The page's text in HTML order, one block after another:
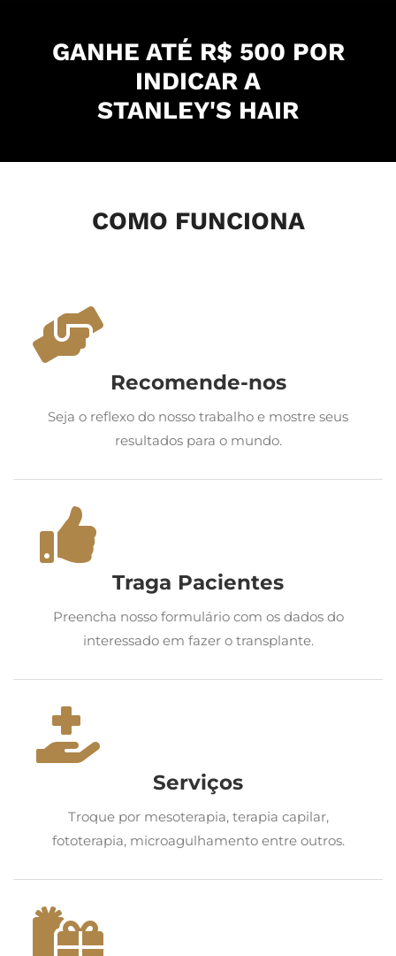
GANHE ATÉ R$ 500 POR
INDICAR A
STANLEY'S HAIR
COMO FUNCIONA
Recomende-nos
Seja o reflexo do nosso trabalho e mostre seus
resultados para o mundo.
Traga Pacientes
Preencha nosso formulário com os dados do
interessado em fazer o transplante.
Serviços
Troque por mesoterapia, terapia capilar,
fototerapia, microagulhamento entre outros.